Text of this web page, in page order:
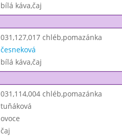
bílá káva,čaj
031,127,017 chléb,pomazánka
česneková
bílá káva,čaj
031,114,004 chléb,pomazánka
tuňáková
ovoce
čaj